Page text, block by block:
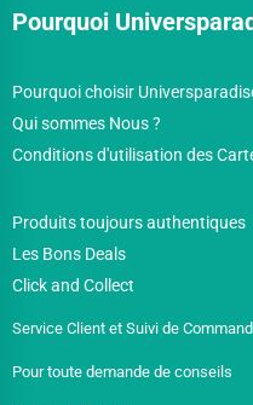
Pourquoi
Pourquoi choisir
Qui sommes Nous ?
Conditions d'utilisation des
Produits toujours authentiques
Les Bons Deals
Click and Collect
Service Client et Suivi de
Pour toute demande de conseils